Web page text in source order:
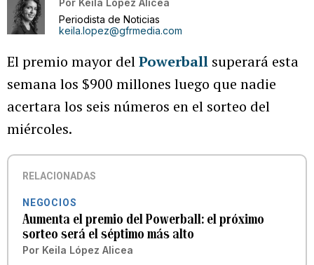
Periodista de Noticias
keila.lopez@gfrmedia.com
El premio mayor delPowerball superará esta
semana los $900 millones luego que nadie
acertara los seis números en el sorteo del
miércoles.
RELACIONADAS
NEGOCIOS
Aumenta el premio del Powerball: el próximo
sorteo será el séptimo más alto
Por Keila López Alicea